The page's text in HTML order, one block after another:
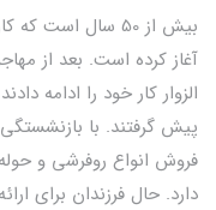
بیش از 50 سال
آغاز کرده است. بعد از
الزوار کار خود را ادامه
پیش گرفتند. با بازنشستگی